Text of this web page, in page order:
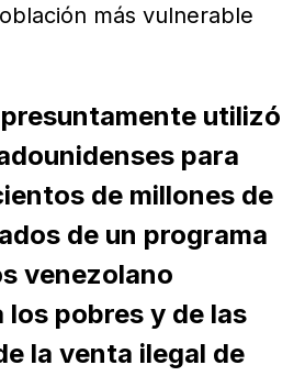
más vulnerable
presuntamente utilizó
para
de millones de
de un programa
venezolano
los pobres y de las
la venta ilegal de